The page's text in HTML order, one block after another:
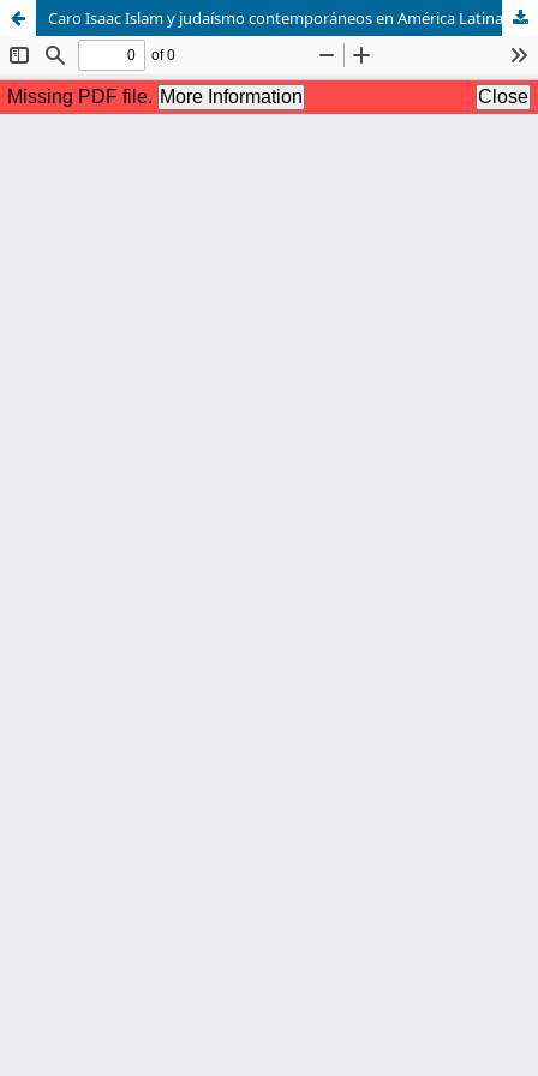
Caro Isaac Islam y judaísmo contemporáneos en América Latina. Santiago de Chile, Ril editores, 2010, 403 p. ISBN 978-956-284-732-2